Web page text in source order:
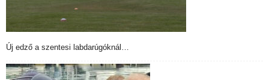
Új edző a szentesi labdarúgóknál…